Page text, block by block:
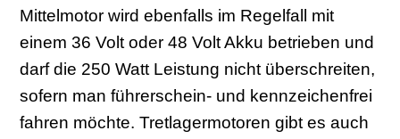
Mittelmotor wird ebenfalls im Regelfall mit
einem 36 Volt oder 48 Volt Akku betrieben und
darf die 250 Watt Leistung nicht überschreiten,
sofern man führerschein- und kennzeichenfrei
fahren möchte. Tretlagermotoren gibt es auch